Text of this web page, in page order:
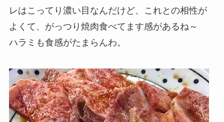
レはこってり濃い目なんだけど、これとの相性が
よくて、がっつり焼肉食べてます感があるね～
ハラミも食感がたまらんわ。